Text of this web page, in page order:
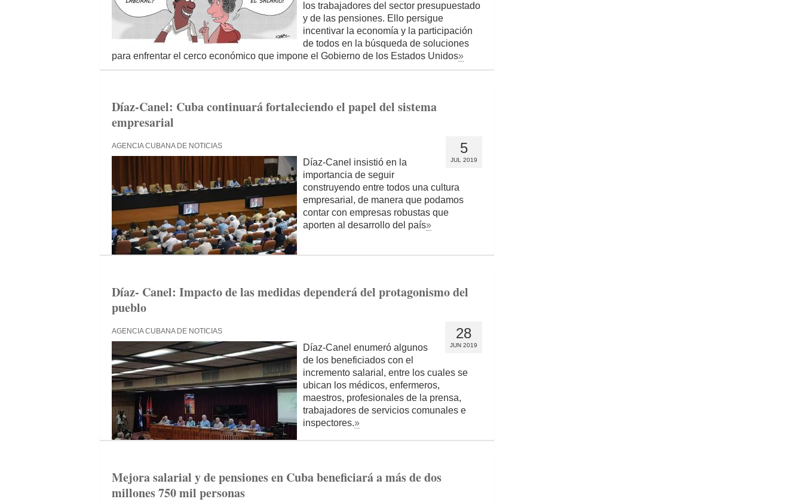
los trabajadores del sector presupuestado
y de las pensiones. Ello persigue
incentivar la economía y la participación
de todos en la búsqueda de soluciones
para enfrentar el cerco económico que impone el Gobierno de los Estados Unidos»
Díaz-Canel: Cuba continuará fortaleciendo el papel del sistema
empresarial
5
JUL 2019
AGENCIA CUBANA DE NOTICIAS
Díaz-Canel insistió en la
importancia de seguir
construyendo entre todos una cultura
empresarial, de manera que podamos
contar con empresas robustas que
aporten al desarrollo del país»
Díaz- Canel: Impacto de las medidas dependerá del protagonismo del
pueblo
28
JUN 2019
AGENCIA CUBANA DE NOTICIAS
Díaz-Canel enumeró algunos
de los beneficiados con el
incremento salarial, entre los cuales se
ubican los médicos, enfermeros,
maestros, profesionales de la prensa,
trabajadores de servicios comunales e
inspectores.»
Mejora salarial y de pensiones en Cuba beneficiará a más de dos
millones 750 mil personas